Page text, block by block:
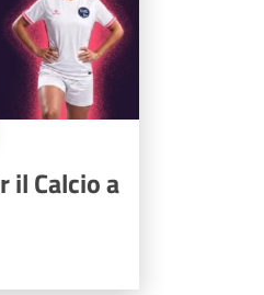
il Calcio a